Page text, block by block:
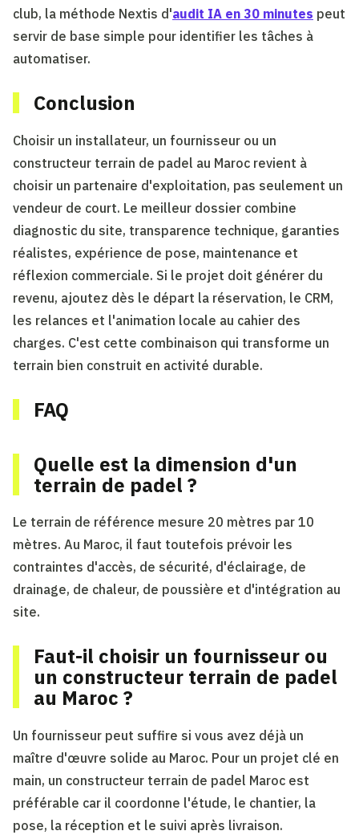
club, la méthode Nextis d'audit IA en 30 minutes peut
servir de base simple pour identifier les tâches à
automatiser.
Conclusion
Choisir un installateur, un fournisseur ou un
constructeur terrain de padel au Maroc revient à
choisir un partenaire d'exploitation, pas seulement un
vendeur de court. Le meilleur dossier combine
diagnostic du site, transparence technique, garanties
réalistes, expérience de pose, maintenance et
réflexion commerciale. Si le projet doit générer du
revenu, ajoutez dès le départ la réservation, le CRM,
les relances et l'animation locale au cahier des
charges. C'est cette combinaison qui transforme un
terrain bien construit en activité durable.
FAQ
Quelle est la dimension d'un
terrain de padel ?
Le terrain de référence mesure 20 mètres par 10
mètres. Au Maroc, il faut toutefois prévoir les
contraintes d'accès, de sécurité, d'éclairage, de
drainage, de chaleur, de poussière et d'intégration au
site.
Faut-il choisir un fournisseur ou
un constructeur terrain de padel
au Maroc ?
Un fournisseur peut suffire si vous avez déjà un
maître d'œuvre solide au Maroc. Pour un projet clé en
main, un constructeur terrain de padel Maroc est
préférable car il coordonne l'étude, le chantier, la
pose, la réception et le suivi après livraison.